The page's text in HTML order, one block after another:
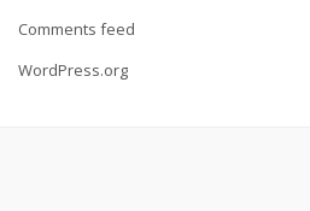
Comments feed
WordPress.org